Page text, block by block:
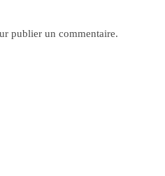
publier un commentaire.